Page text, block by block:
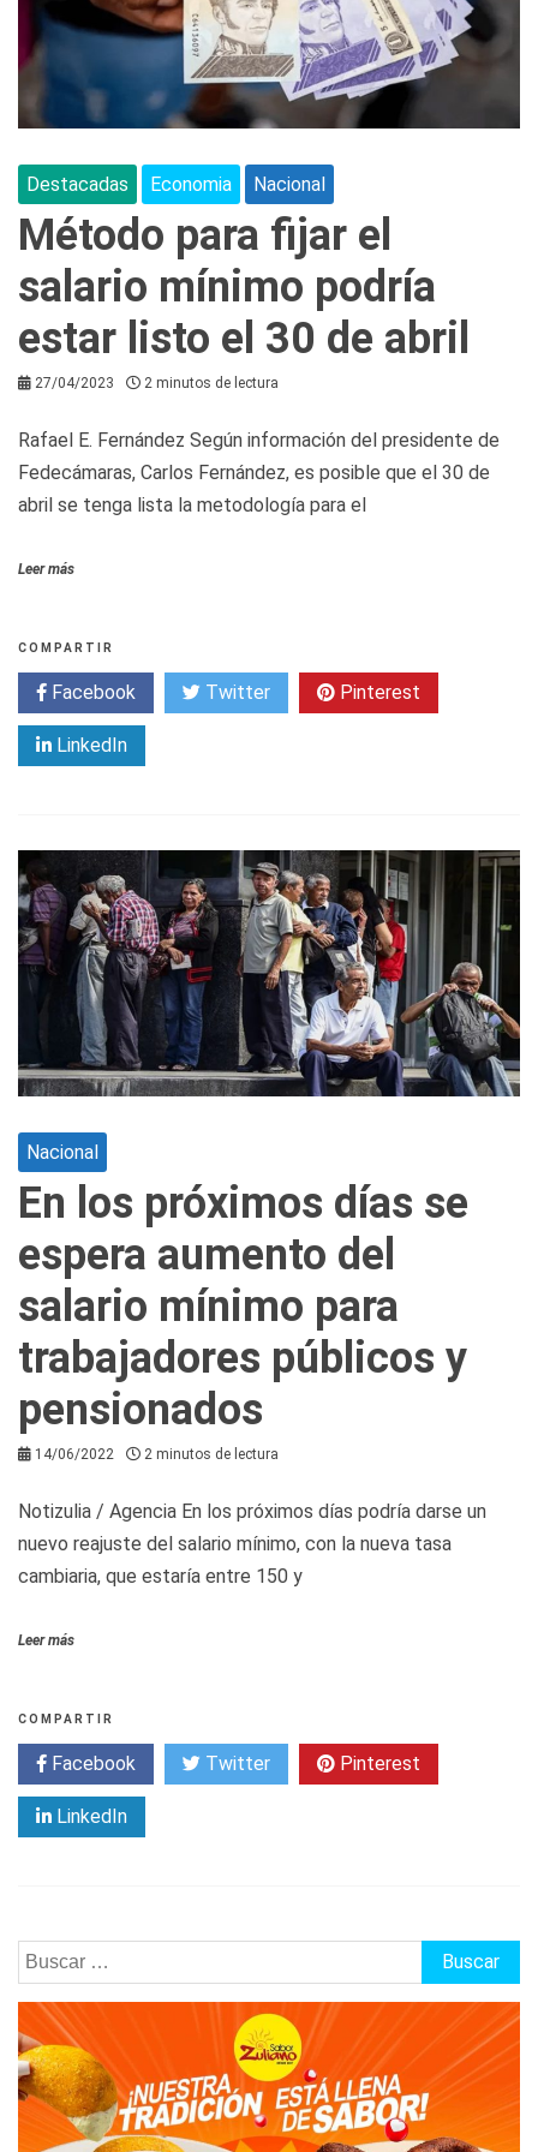
Destacadas Economia Nacional
Método para fijar el
salario mínimo podría
estar listo el 30 de abril
27/04/2023 2 minutos de lectura
Rafael E. Fernández Según información del presidente de
Fedecámaras, Carlos Fernández, es posible que el 30 de
abril se tenga lista la metodología para el
Leer más
COMPARTIR
Facebook Twitter Pinterest
LinkedIn
Nacional
En los próximos días se
espera aumento del
salario mínimo para
trabajadores públicos y
pensionados
14/06/2022 2 minutos de lectura
Notizulia / Agencia En los próximos días podría darse un
nuevo reajuste del salario mínimo, con la nueva tasa
cambiaria, que estaría entre 150 y
Leer más
COMPARTIR
Facebook Twitter Pinterest
LinkedIn
Buscar: